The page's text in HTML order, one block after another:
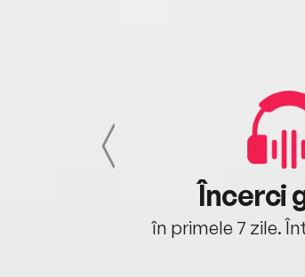
Încerci
în primele 7 zile.